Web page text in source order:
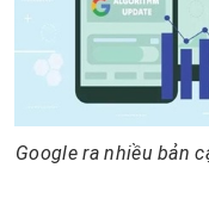
Google ra nhiều bản